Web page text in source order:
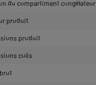
du compartiment congélateur
produit
produit
colis